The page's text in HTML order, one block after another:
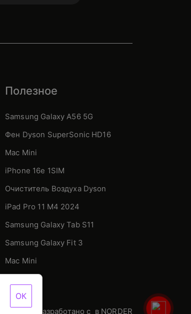
ОК
Полезное
Samsung Galaxy A56 5G
Фен Dyson SuperSonic HD16
Mac Mini
iPhone 16e 1SIM
Очиститель Воздуха Dyson
iPad Pro 11 М4 2024
Samsung Galaxy Tab S11
Samsung Galaxy Fit 3
Mac Mini
Разработано с в NORDER